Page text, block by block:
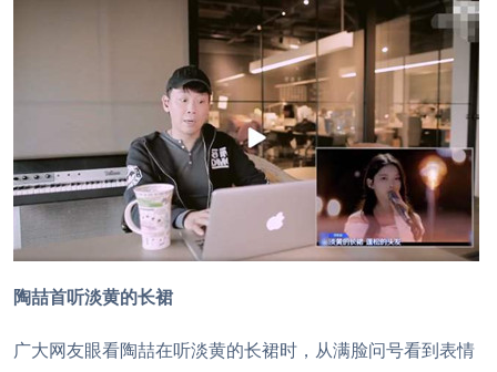
陶喆首听淡黄的长裙
广大网友眼看陶喆在听淡黄的长裙时，从满脸问号看到表情